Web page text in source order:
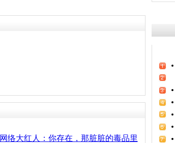
网络大红人：你存在，那脏脏的毒品里